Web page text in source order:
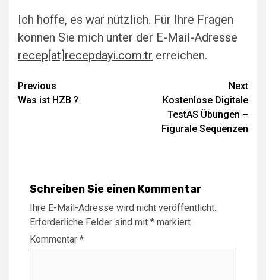
Ich hoffe, es war nützlich. Für Ihre Fragen
können Sie mich unter der E-Mail-Adresse
recep[at]recepdayi.com.tr erreichen.
Post
navigation
Previous
Was ist HZB ?
Next
Kostenlose Digitale
TestAS Übungen –
Figurale Sequenzen
Schreiben Sie einen Kommentar
Ihre E-Mail-Adresse wird nicht veröffentlicht.
Erforderliche Felder sind mit * markiert
Kommentar *